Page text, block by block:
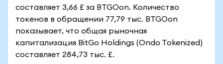
составляет 3,66 £ за BTGOon. Количество
токенов в обращении 77,79 тыс. BTGOon
показывает, что общая рыночная
капитализация BitGo Holdings (Ondo Tokenized)
составляет 284,73 тыс. £.